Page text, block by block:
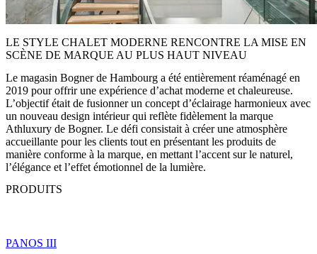
LE STYLE CHALET MODERNE RENCONTRE LA MISE EN
SCÈNE DE MARQUE AU PLUS HAUT NIVEAU
Le magasin Bogner de Hambourg a été entièrement réaménagé en
2019 pour offrir une expérience d’achat moderne et chaleureuse.
L’objectif était de fusionner un concept d’éclairage harmonieux avec
un nouveau design intérieur qui reflète fidèlement la marque
Athluxury de Bogner. Le défi consistait à créer une atmosphère
accueillante pour les clients tout en présentant les produits de
manière conforme à la marque, en mettant l’accent sur le naturel,
l’élégance et l’effet émotionnel de la lumière.
PRODUITS
PANOS III